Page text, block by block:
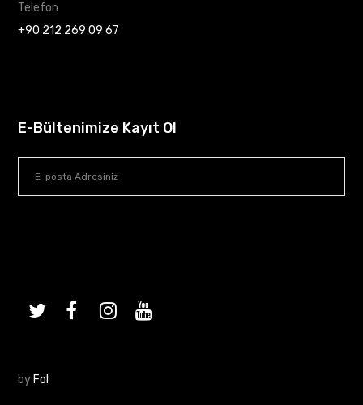
Telefon
+90 212 269 09 67
E-Bültenimize Kayıt Ol
by Fol